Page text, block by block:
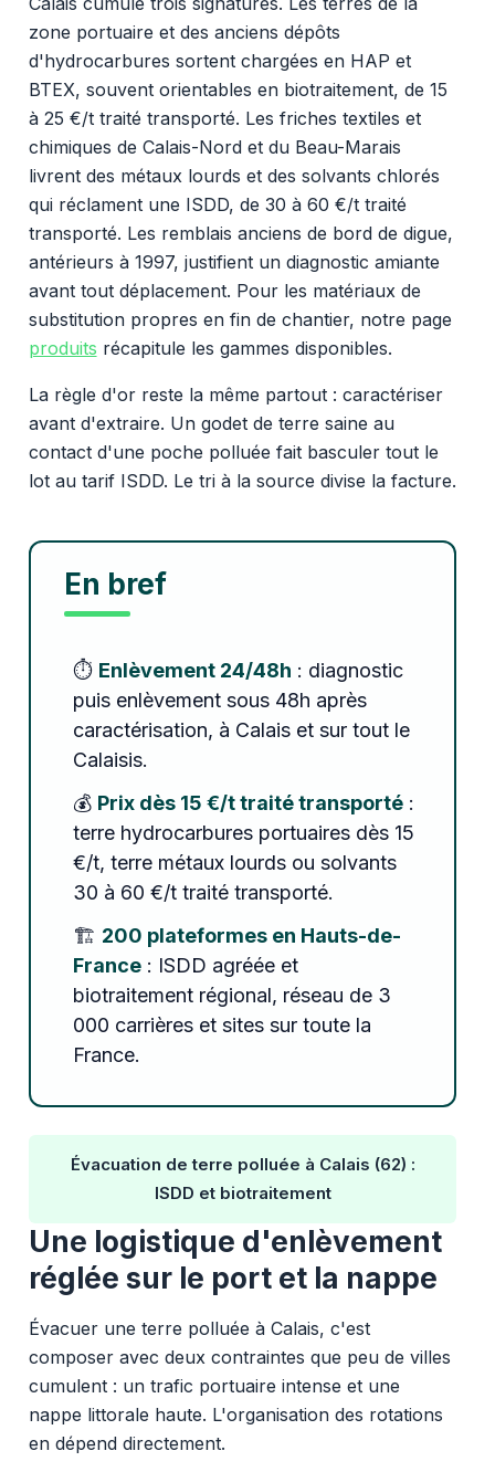
zone portuaire et des anciens dépôts
d'hydrocarbures sortent chargées en HAP et
BTEX, souvent orientables en biotraitement, de 15
à 25 €/t traité transporté. Les friches textiles et
chimiques de Calais-Nord et du Beau-Marais
livrent des métaux lourds et des solvants chlorés
qui réclament une ISDD, de 30 à 60 €/t traité
transporté. Les remblais anciens de bord de digue,
antérieurs à 1997, justifient un diagnostic amiante
avant tout déplacement. Pour les matériaux de
substitution propres en fin de chantier, notre page
produits récapitule les gammes disponibles.
La règle d'or reste la même partout : caractériser
avant d'extraire. Un godet de terre saine au
contact d'une poche polluée fait basculer tout le
lot au tarif ISDD. Le tri à la source divise la facture.
En bref
⏱️ Enlèvement 24/48h : diagnostic
puis enlèvement sous 48h après
caractérisation, à Calais et sur tout le
Calaisis.
💰 Prix dès 15 €/t traité transporté:
terre hydrocarbures portuaires dès 15
€/t, terre métaux lourds ou solvants
30 à 60 €/t traité transporté.
🏗️ 200 plateformes en Hauts-de-
France: ISDD agréée et
biotraitement régional, réseau de 3
000 carrières et sites sur toute la
France.
Évacuation de terre polluée à Calais (62) :
ISDD et biotraitement
Une logistique d'enlèvement
réglée sur le port et la nappe
Évacuer une terre polluée à Calais, c'est
composer avec deux contraintes que peu de villes
cumulent : un trafic portuaire intense et une
nappe littorale haute. L'organisation des rotations
en dépend directement.